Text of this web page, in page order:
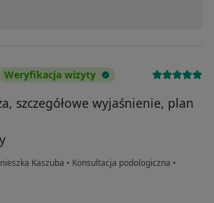
Weryfikacja wizyty
szczegółowe wyjaśnienie, plan
Kaszuba • Konsultacja podologiczna •